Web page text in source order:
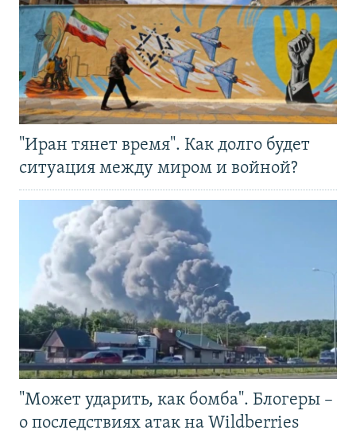
"Иран тянет время". Как долго будет
ситуация между миром и войной?
"Может ударить, как бомба". Блогеры –
о последствиях атак на Wildberries